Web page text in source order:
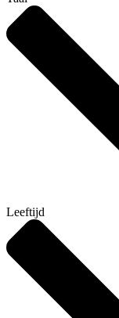
Leeftijd